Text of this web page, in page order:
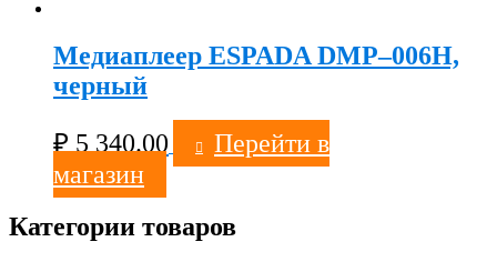
Медиаплеер ESPADA DMP–006Н,
черный
₽ 5 340.00
Перейти в
магазин
Категории товаров